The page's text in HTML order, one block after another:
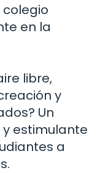
en la
libre,
y
Un
estimulante
a